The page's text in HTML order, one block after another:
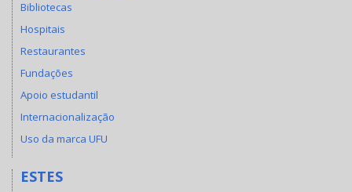
Bibliotecas
Hospitais
Restaurantes
Fundações
Apoio estudantil
Internacionalização
Uso da marca UFU
ESTES